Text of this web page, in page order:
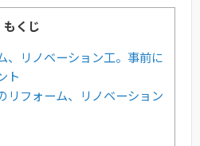
もくじ
、リノベーション工。事前に
ト
リフォーム、リノベーション